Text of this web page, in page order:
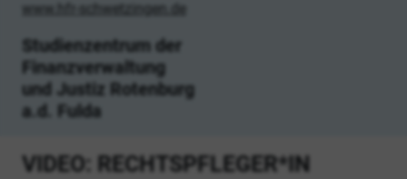
www.hfr-schwetzingen.de
Studienzentrum der
Finanzverwaltung
und Justiz Rotenburg
a.d. Fulda
VIDEO: RECHTSPFLEGER*IN